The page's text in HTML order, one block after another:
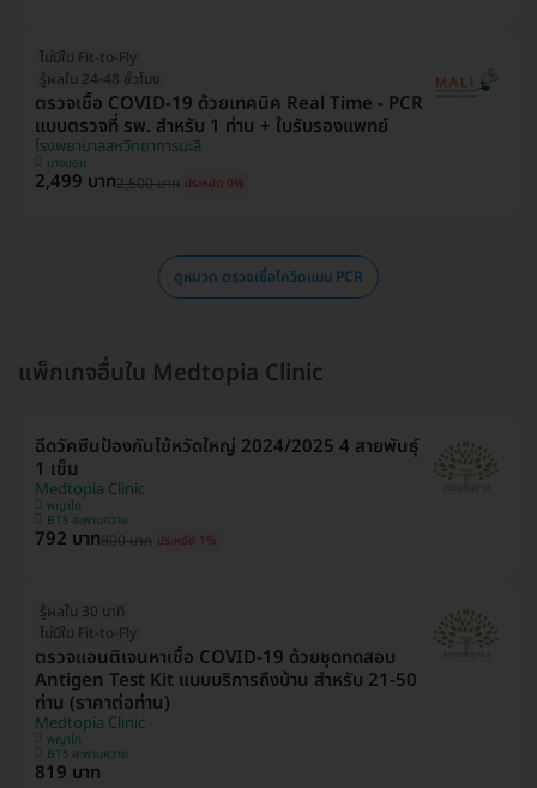
ไม่มีใบ Fit-to-Fly
รู้ผลใน 24-48 ชั่วโมง
ตรวจเชื้อ COVID-19 ด้วยเทคนิค Real Time - PCR
แบบตรวจที่ รพ. สำหรับ 1 ท่าน + ใบรับรองแพทย์
โรงพยาบาลสหวิทยาการมะลิ
บางบอน
2,499 บาท2,500 บาท ประหยัด 0%
ดูหมวด ตรวจเชื้อโควิดแบบ PCR
แพ็กเกจอื่นใน Medtopia Clinic
ฉีดวัคซีนป้องกันไข้หวัดใหญ่ 2024/2025 4 สายพันธุ์
1 เข็ม
Medtopia Clinic
พญาไท
BTS สะพานควาย
792 บาท800 บาท ประหยัด 1%
รู้ผลใน 30 นาที
ไม่มีใบ Fit-to-Fly
ตรวจแอนติเจนหาเชื้อ COVID-19 ด้วยชุดทดสอบ
Antigen Test Kit แบบบริการถึงบ้าน สำหรับ 21-50
ท่าน (ราคาต่อท่าน)
Medtopia Clinic
พญาไท
BTS สะพานควาย
819 บาท